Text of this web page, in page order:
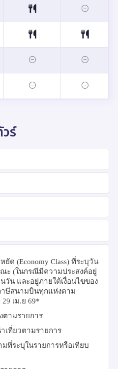
วร์
ยัด (Economy Class) ที่ระบุวัน
ะ (ในกรณีมีความประสงค์อยู่
วัน และอยู่ภายใต้เงื่อนไขของ
ษีสนามบินทุกแห่งตาม
เม.ย 69*
ามรายการ
เที่ยวตามรายการ
ที่ระบุในรายการหรือเทียบ